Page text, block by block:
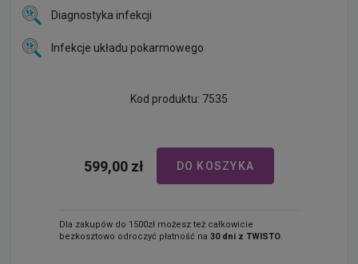
Diagnostyka infekcji
Infekcje układu pokarmowego
Kod produktu: 7535
599,00 zł DO KOSZYKA
Dla zakupów do 1500zł możesz też całkowicie
bezkosztowo odroczyć płatność na 30 dni z TWISTO.